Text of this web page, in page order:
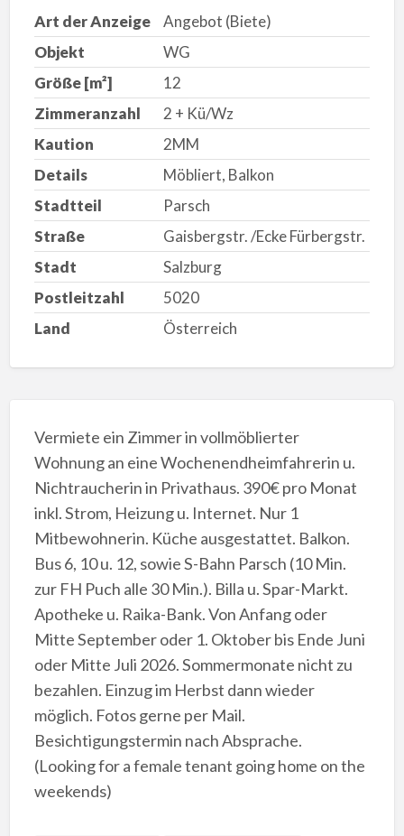
Art der Anzeige
Angebot (Biete)
Objekt
WG
Größe [m²]
12
Zimmeranzahl
2 + Kü/Wz
Kaution
2MM
Details
Möbliert, Balkon
Stadtteil
Parsch
Straße
Gaisbergstr. /Ecke Fürbergstr.
Stadt
Salzburg
Postleitzahl
5020
Land
Österreich
Vermiete ein Zimmer in vollmöblierter
Wohnung an eine Wochenendheimfahrerin u.
Nichtraucherin in Privathaus. 390€ pro Monat
inkl. Strom, Heizung u. Internet. Nur 1
Mitbewohnerin. Küche ausgestattet. Balkon.
Bus 6, 10 u. 12, sowie S-Bahn Parsch (10 Min.
zur FH Puch alle 30 Min.). Billa u. Spar-Markt.
Apotheke u. Raika-Bank. Von Anfang oder
Mitte September oder 1. Oktober bis Ende Juni
oder Mitte Juli 2026. Sommermonate nicht zu
bezahlen. Einzug im Herbst dann wieder
möglich. Fotos gerne per Mail.
Besichtigungstermin nach Absprache.
(Looking for a female tenant going home on the
weekends)